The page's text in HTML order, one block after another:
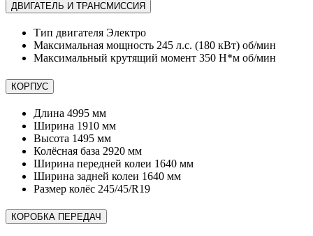
ДВИГАТЕЛЬ И ТРАНСМИССИЯ
Тип двигателя Электро
Максимальная мощность 245 л.с. (180 кВт) об/мин
Максимальный крутящий момент 350 Н*м об/мин
КОРПУС
Длина 4995 мм
Ширина 1910 мм
Высота 1495 мм
Колёсная база 2920 мм
Ширина передней колеи 1640 мм
Ширина задней колеи 1640 мм
Размер колёс 245/45/R19
КОРОБКА ПЕРЕДАЧ